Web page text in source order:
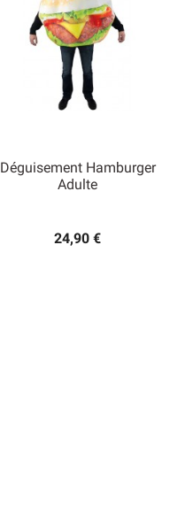
Déguisement Hamburger
Adulte
24,90 €